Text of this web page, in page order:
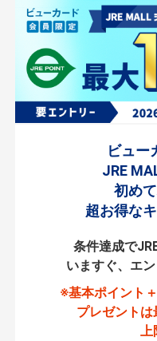
【テ
ト】
ビ
ュー
カー
ビュー
JRE
初め
超お得な
条件達成で
いますぐ、エ
※基本ポイント
プレゼントは
上